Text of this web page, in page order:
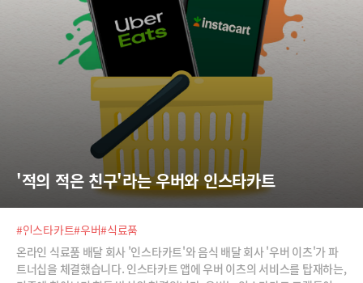
'적의 적은 친구'라는 우버와 인스타카트
#인스타카트#우버#식료품
온라인 식료품 배달 회사 '인스타카트'와 음식 배달 회사 '우버 이츠'가 파
트너십을 체결했습니다. 인스타카트 앱에 우버 이츠의 서비스를 탑재하는,